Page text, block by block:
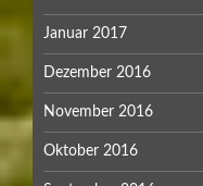
Januar 2017
Dezember 2016
November 2016
Oktober 2016